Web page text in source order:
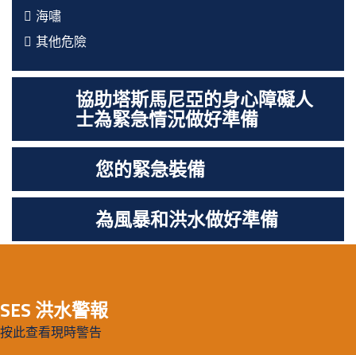
海嘯
其他危險
協助塔斯馬尼亞的身心障礙人
士為緊急情況做好準備
您的緊急裝備
為風暴和洪水做好準備
SES 洪水警報
按此查看現時警告